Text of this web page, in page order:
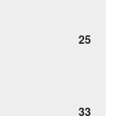
25
33